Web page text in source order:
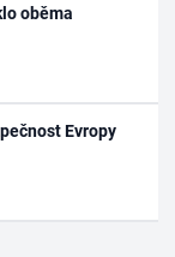
oběma
Evropy